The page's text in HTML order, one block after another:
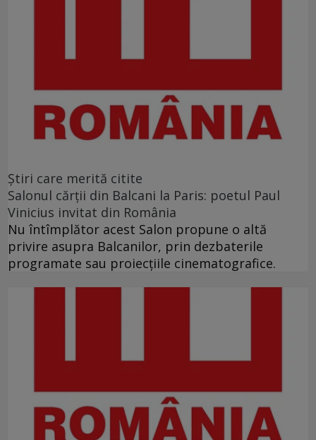
Ştiri care merită citite
Salonul cărţii din Balcani la Paris: poetul Paul
Vinicius invitat din România
Nu întîmplător acest Salon propune o altă
privire asupra Balcanilor, prin dezbaterile
programate sau proiecţiile cinematografice.